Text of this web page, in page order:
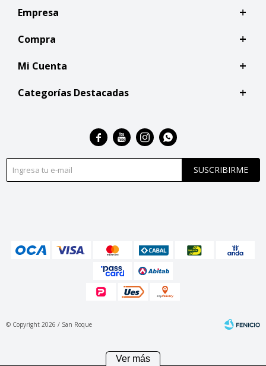
Empresa
Compra
Mi Cuenta
Categorías Destacadas
SUSCRIBIRME
   
© Copyright 2026 / San Roque
Ver más